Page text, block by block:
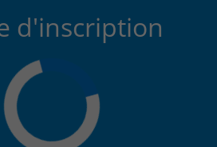
d'inscription